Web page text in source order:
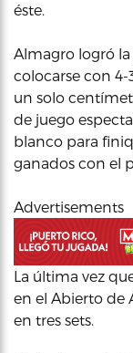
éste.
Almagro logró
colocarse con 4-
un solo
de juego
blanco para
ganados con el
Advertisements
La última vez
en el Abierto de
en tres sets.